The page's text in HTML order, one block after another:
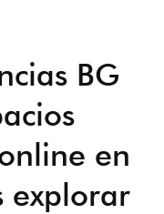
BG
en
explorar